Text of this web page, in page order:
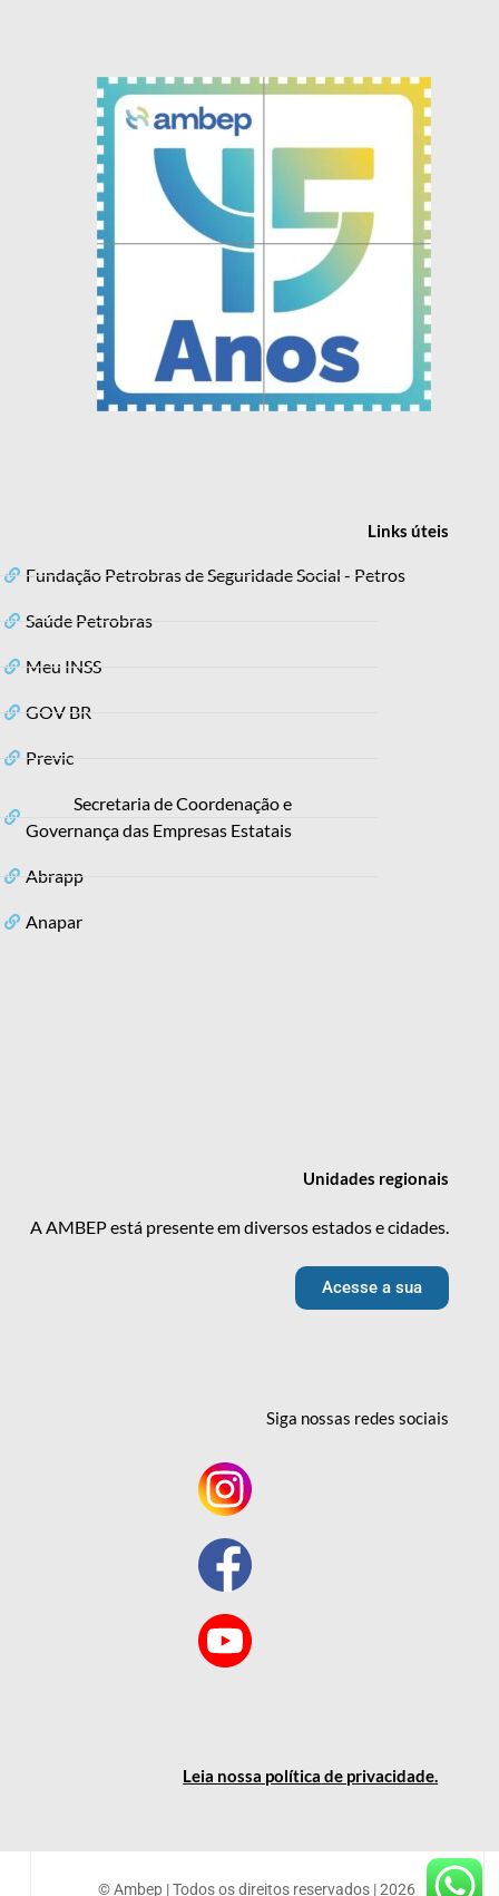
Linksúteis
Fundação Petrobras de Seguridade Social - Petros
Saúde Petrobras
Meu INSS
GOV BR
Previc
Secretaria de Coordenação e
Governança das Empresas Estatais
Abrapp
Anapar
Unidades regionais
A AMBEP está presente em diversos estados e cidades.
Acesse a sua
Siga nossas redessociais
Leia nossa política de privacidade.
© Ambep | Todos os direitos reservados | 2026